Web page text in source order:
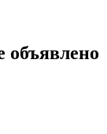
объявлено